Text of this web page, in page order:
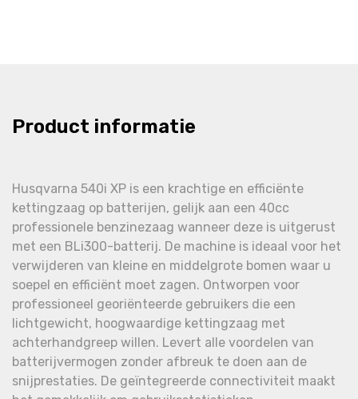
Product informatie
Husqvarna 540i XP is een krachtige en efficiënte
kettingzaag op batterijen, gelijk aan een 40cc
professionele benzinezaag wanneer deze is uitgerust
met een BLi300-batterij. De machine is ideaal voor het
verwijderen van kleine en middelgrote bomen waar u
soepel en efficiënt moet zagen. Ontworpen voor
professioneel georiënteerde gebruikers die een
lichtgewicht, hoogwaardige kettingzaag met
achterhandgreep willen. Levert alle voordelen van
batterijvermogen zonder afbreuk te doen aan de
snijprestaties. De geïntegreerde connectiviteit maakt